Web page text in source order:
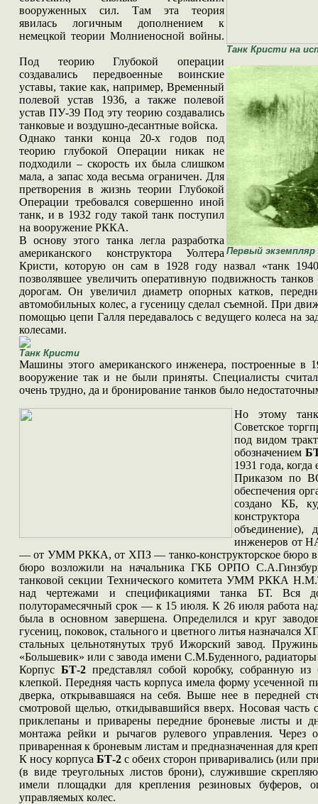
Танк Кристи на
Первый
вооруженных сил. Там эта теория
явилась логичным дополнением к
немецкой теории Молниеносной войны.
Под теорию Глубокой операции
создавались передвоенные воинские
уставы, такие как, например, Временный
полевой устав 1936, а также полевой
устав ПУ-39 Под эту теорию создавались
танковые и воздушно-десантные войска.
Однако танки конца 20-х годов под
теорию глубокой Операции никак не
подходили – скорость их была слишком
мала, а запас хода весьма ограничен. Для
претворения в жизнь теории Глубокой
Операции требовался совершенно иной
танк, и в 1932 году такой танк поступил
на вооружение РККА.
В основу этого танка легла разработка
американского конструктора Уолтера
Кристи, которую он сам в 1928 году назвал «танк
позволявшее увеличить оперативную подвижность
дорогам. Он увеличил диаметр опорных катков,
автомобильных колес, а гусеницу сделал съемной. При
помощью цепи Галля передавалось с ведущего колеса на
колесами.
Танк Кристи
Машины этого американского инженера, построенные
вооружение так и не были приняты. Специалисты
очень трудно, да и бронирование танков было
Но этому
Советское
под видом
обозначением
1931 года,
Приказом по
обеспечения
создано КБ,
объединение),
инженеров от
— от УММ РККА, от ХПЗ — танко-конструкторское бюро в
бюро возложили на начальника ГКБ ОРПО
танковой секции Технического комитета УММ РККА
над чертежами и спецификациями танка БТ. Вся
полуторамесячный срок — к 15 июля. К 26 июля работа
была в основном завершена. Определился и круг
гусениц, поковок, стального и цветного литья
стальных цельнотянутых труб Ижорский завод.
«Большевик» или с завода имени С.М.Буденного,
Корпус БТ-2 представлял собой коробку, собранную
клепкой. Передняя часть корпуса имела форму усеченной
дверка, открывавшаяся на себя. Выше нее в передней
смотровой щелью, откидывавшийся вверх. Носовая часть
приклепаны и приварены передние броневые листы и
монтажа рейки и рычагов рулевого управления. Через
приваренная к броневым листам и предназначенная для
К носу корпуса БТ-2 с обеих сторон приваривались (или
(в виде треугольных листов брони), служившие
имели площадки для крепления резиновых буферов,
управляемых колес.